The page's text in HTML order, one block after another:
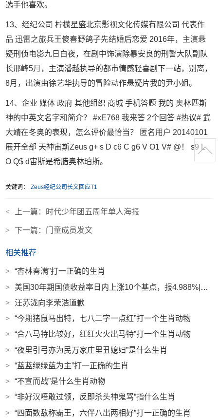
选手他喜欢。
13、经纪公司 柠檬星盛北京影视文化传媒有限公司 代表作
品 迅雷之旅兵王傻春野鸽子先结婚后恋爱 2016年，主演悬
疑刑侦电影九日白夜，在剧中饰演除暴安良的刑警大队副队
长邢峰5月，主演潘越执导的都市情感轻喜剧下一站，别离，
8月，出演由徐艺华执导的冒险动作悬疑片我的尹小姐。
14、企业 媒体 政府 其他组织 商城 手机答题 我的 奥林匹斯
神的中英文名字和简介？ #xE768 我来答 2个回答 #热议# 武
大靖在冬奥的表现，怎么评价最恰当？ 匿名用户 20140101
展开全部 天神宙斯Zeus g+ s D c6 C g6 V O1 V# @！ s9 L
O Q$ d宙斯是希腊奥林珀斯。
关键词： Zeus经纪公司长文回应T1
< 上一篇： 时代少年团五周年单人海报
> 下一篇： 门童成员发文
相关推荐
>
“杏林春满”打一正确的生肖
>
美国30年期国债收益率日内上涨10个基点，报4.988%|界面新闻 · 快讯
>
汪苏泷向李荣浩道歉
>
“今期猪鼠马出特，七八二字一点红”打一个生肖动物
>
“合八马特比较好，红红火火出马特”打一个生肖动物
>
“夜里引弓亦为民万家庄里丑媳妇”是什么生肖
>
“蓝蓝绿绿蓝为主”打一正确的生肖
>
“不宣而战”是什么生肖动物
>
“非好汉唔敢过领，反即杀头神鬼骂”指什么生肖
>
“四面数敌称霸王，六伴八出两相好”打一正确的生肖